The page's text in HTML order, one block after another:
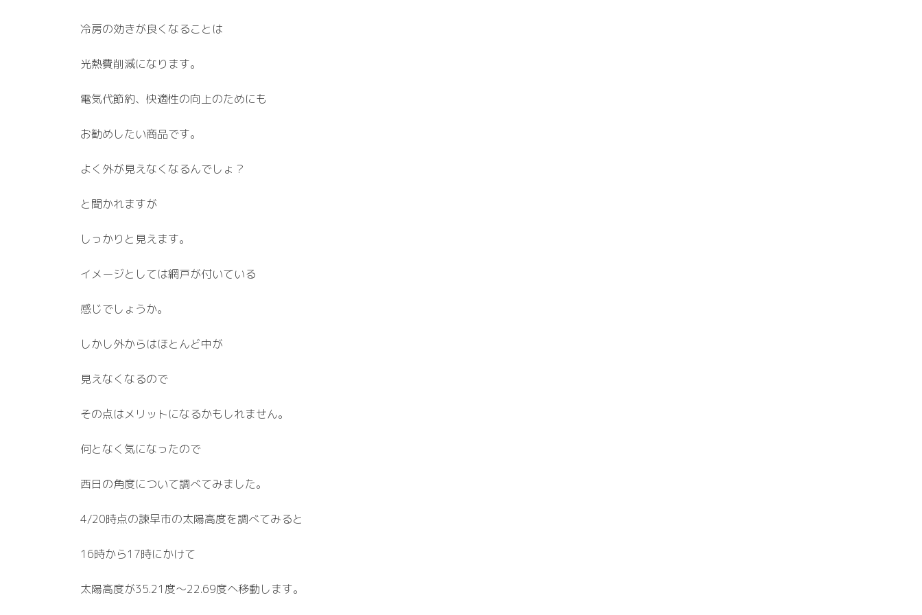
冷房の効きが良くなることは
光熱費削減になります。
電気代節約、快適性の向上のためにも
お勧めしたい商品です。
よく外が見えなくなるんでしょ？
と聞かれますが
しっかりと見えます。
イメージとしては網戸が付いている
感じでしょうか。
しかし外からはほとんど中が
見えなくなるので
その点はメリットになるかもしれません。
何となく気になったので
西日の角度について調べてみました。
4/20時点の諫早市の太陽高度を調べてみると
16時から17時にかけて
太陽高度が35.21度～22.69度へ移動します。